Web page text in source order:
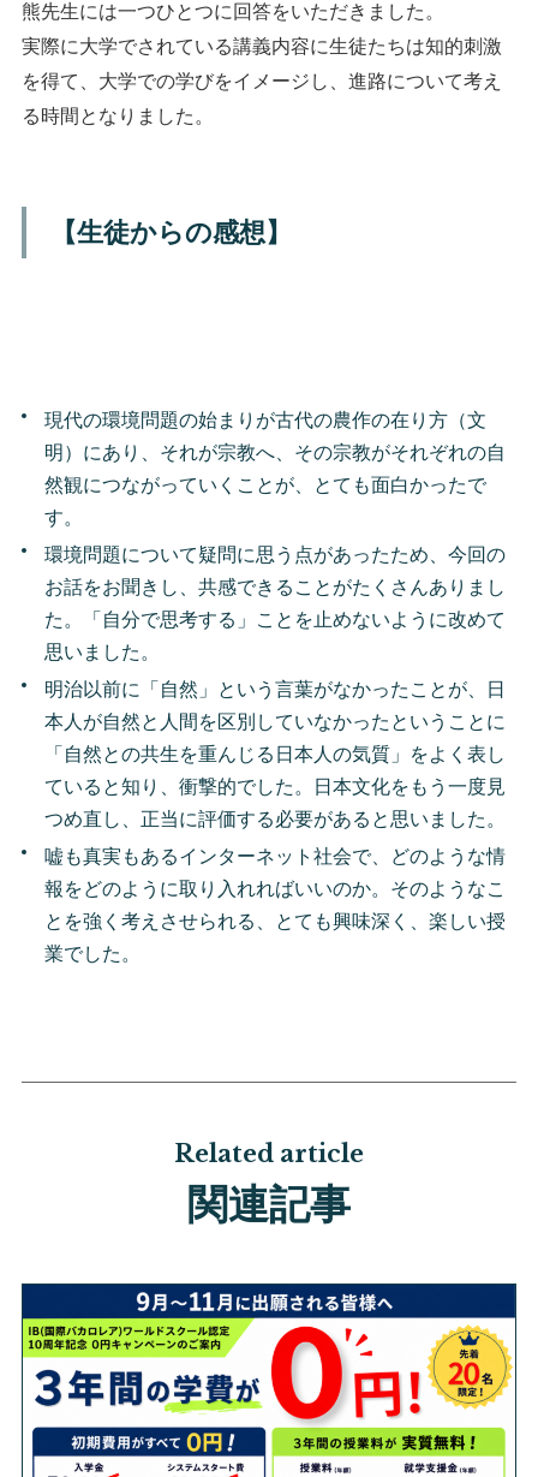
熊先生には一つひとつに回答をいただきました。
実際に大学でされている講義内容に生徒たちは知的刺激
を得て、大学での学びをイメージし、進路について考え
る時間となりました。
【生徒からの感想】
現代の環境問題の始まりが古代の農作の在り方（文
明）にあり、それが宗教へ、その宗教がそれぞれの自
然観につながっていくことが、とても面白かったで
す。
環境問題について疑問に思う点があったため、今回の
お話をお聞きし、共感できることがたくさんありまし
た。「自分で思考する」ことを止めないように改めて
思いました。
明治以前に「自然」という言葉がなかったことが、日
本人が自然と人間を区別していなかったということに
「自然との共生を重んじる日本人の気質」をよく表し
ていると知り、衝撃的でした。日本文化をもう一度見
つめ直し、正当に評価する必要があると思いました。
嘘も真実もあるインターネット社会で、どのような情
報をどのように取り入れればいいのか。そのようなこ
とを強く考えさせられる、とても興味深く、楽しい授
業でした。
Related article
関連記事